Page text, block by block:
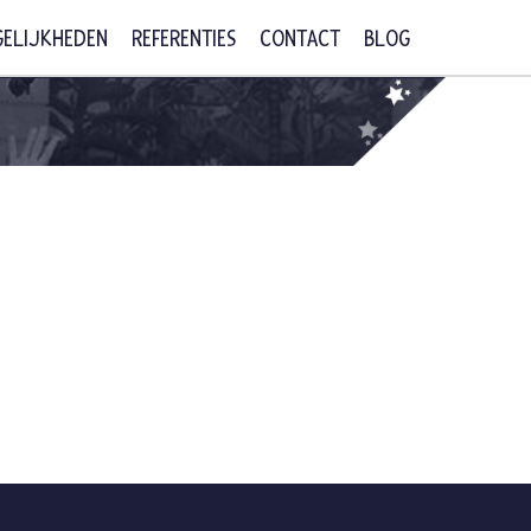
REFERENTIES CONTACT BLOG